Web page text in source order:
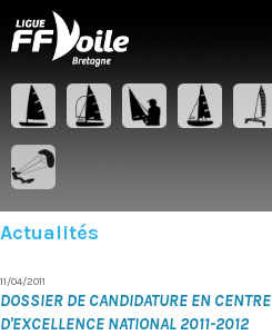
Actualités
11/04/2011
DOSSIER DE CANDIDATURE EN CENTRE
D'EXCELLENCE NATIONAL 2011-2012
Intranet